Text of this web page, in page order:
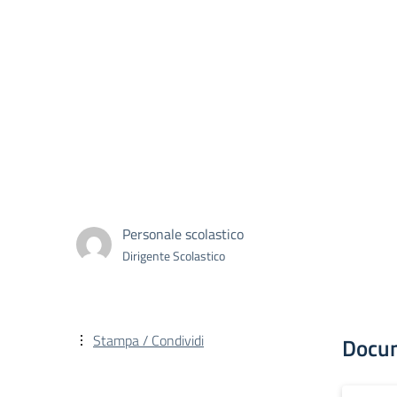
Personale scolastico
Dirigente Scolastico
Stampa / Condividi